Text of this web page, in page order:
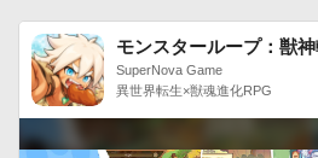
モンスターループ：獣
SuperNova Game
異世界転生×獣魂進化RPG